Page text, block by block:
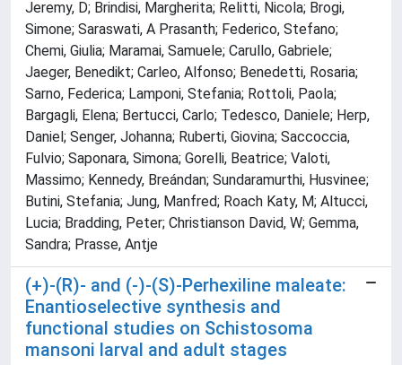
Jeremy, D; Brindisi, Margherita; Relitti, Nicola; Brogi,
Simone; Saraswati, A Prasanth; Federico, Stefano;
Chemi, Giulia; Maramai, Samuele; Carullo, Gabriele;
Jaeger, Benedikt; Carleo, Alfonso; Benedetti, Rosaria;
Sarno, Federica; Lamponi, Stefania; Rottoli, Paola;
Bargagli, Elena; Bertucci, Carlo; Tedesco, Daniele; Herp,
Daniel; Senger, Johanna; Ruberti, Giovina; Saccoccia,
Fulvio; Saponara, Simona; Gorelli, Beatrice; Valoti,
Massimo; Kennedy, Breándan; Sundaramurthi, Husvinee;
Butini, Stefania; Jung, Manfred; Roach Katy, M; Altucci,
Lucia; Bradding, Peter; Christianson David, W; Gemma,
Sandra; Prasse, Antje
(+)-(R)- and (-)-(S)-Perhexiline maleate:
Enantioselective synthesis and
functional studies on Schistosoma
mansoni larval and adult stages